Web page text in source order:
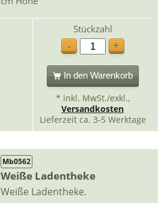
Stückzahl
-
+
In den Warenkorb
* inkl. MwSt./exkl.,
Versandkosten
Lieferzeit ca. 3-5 Werktage
Mb0562
Weiße Ladentheke
Weiße Ladentheke.